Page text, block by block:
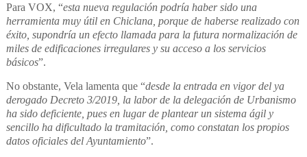
Para VOX, “esta nueva regulación podría haber sido una
herramienta muy útil en Chiclana, porque de haberse realizado con
éxito, supondría un efecto llamada para la futura normalización de
miles de edificaciones irregulares y su acceso a los servicios
básicos”.
No obstante, Vela lamenta que “desde la entrada en vigor del ya
derogado Decreto 3/2019, la labor de la delegación de Urbanismo
ha sido deficiente, pues en lugar de plantear un sistema ágil y
sencillo ha dificultado la tramitación, como constatan los propios
datos oficiales del Ayuntamiento”.